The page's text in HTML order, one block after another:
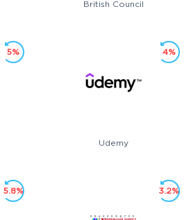
British Council
5%
Udemy
4%
5.8% 3.2%